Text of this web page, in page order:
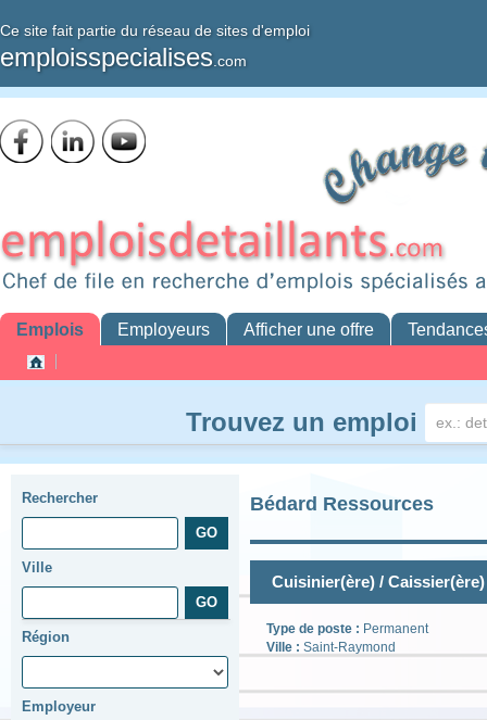
Ce site fait partie du réseau de sites d'emploi
emploisspecialises .com
Emplois Employeurs Afficher une offre
Trouvez un emploi
Rechercher
Ville
Région
Employeur
Bédard Ressources
Cuisinier(ère) /
Type de poste : Permanent
Ville : Saint-Raymond